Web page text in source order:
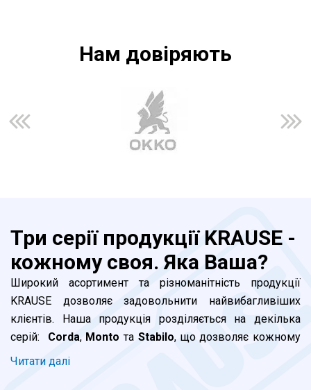
Нам довiряють
Три серії продукції KRAUSE -
кожному своя. Яка Ваша?
Широкий асортимент та різноманітність продукції
KRAUSE дозволяє задовольнити найвибагливіших
клієнтів. Наша продукція розділяється на декілька
серій:
Corda, Monto та Stabilo, що дозволяє кожному
клієнту підібрати відповідну до його потреб драбину. В
Читати далi